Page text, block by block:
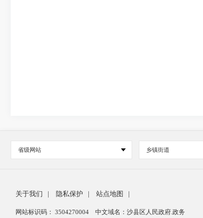
省级网站 乡镇街道
关于我们 隐私保护 站点地图
网站标识码： 3504270004 中文域名：沙县区人民政府.政务